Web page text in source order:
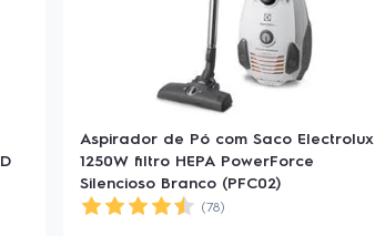
Aspirador de Pó com Saco Electrolux
1250W filtro HEPA PowerForce
Silencioso Branco (PFC02)
(78)